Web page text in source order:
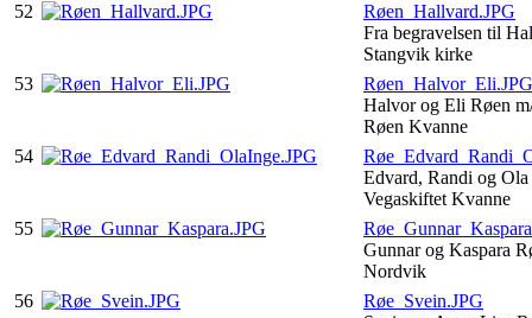
52
Røen_Hallvard.JPG
Fra begravelsen til
Stangvik kirke
53
Røen_Halvor_Eli.JPG
Halvor og Eli Røen
Røen Kvanne
54
Edvard, Randi og
Vegaskiftet Kvanne
55
Gunnar og Kaspara
Nordvik
56
Røe_Svein.JPG